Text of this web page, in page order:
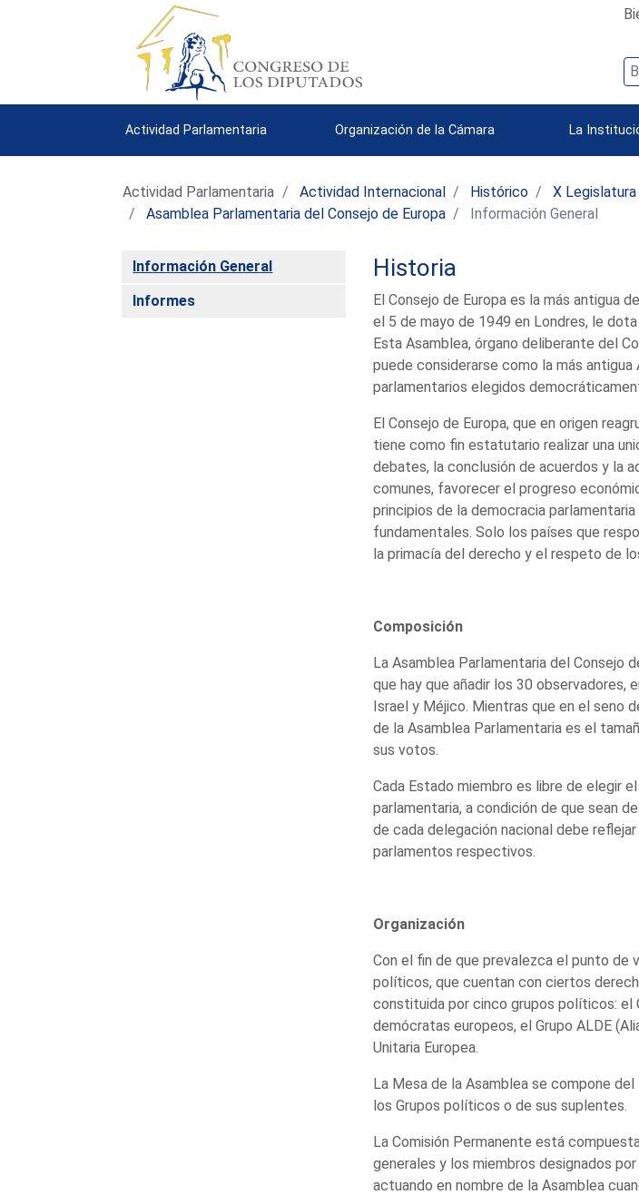
Actividad Parlamentaria Organización de la Cámara La
Actividad Parlamentaria Actividad Internacional Histórico X Legislatura
Asamblea Parlamentaria del Consejo de Europa
Información General
Información General
Informes
Historia
El Consejo de Europa es la más antigua
el 5 de mayo de 1949 en Londres, le
Esta Asamblea, órgano deliberante del
puede considerarse como la más
parlamentarios elegidos
El Consejo de Europa, que en origen
tiene como fin estatutario realizar una
debates, la conclusión de acuerdos y la
comunes, favorecer el progreso
principios de la democracia
fundamentales. Solo los países que
la primacía del derecho y el respeto de
Composición
La Asamblea Parlamentaria del Consejo
que hay que añadir los 30 observadores,
Israel y Méjico. Mientras que en el seno
de la Asamblea Parlamentaria es el
sus votos.
Cada Estado miembro es libre de elegir
parlamentaria, a condición de que sean
de cada delegación nacional debe
parlamentos respectivos.
Organización
Con el fin de que prevalezca el punto de
políticos, que cuentan con ciertos
constituida por cinco grupos políticos: el
demócratas europeos, el Grupo ALDE
Unitaria Europea.
La Mesa de la Asamblea se compone
los Grupos políticos o de sus suplentes.
La Comisión Permanente está
generales y los miembros designados
actuando en nombre de la Asamblea